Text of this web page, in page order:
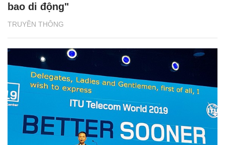
TRUYỀN THÔNG
bao di động"